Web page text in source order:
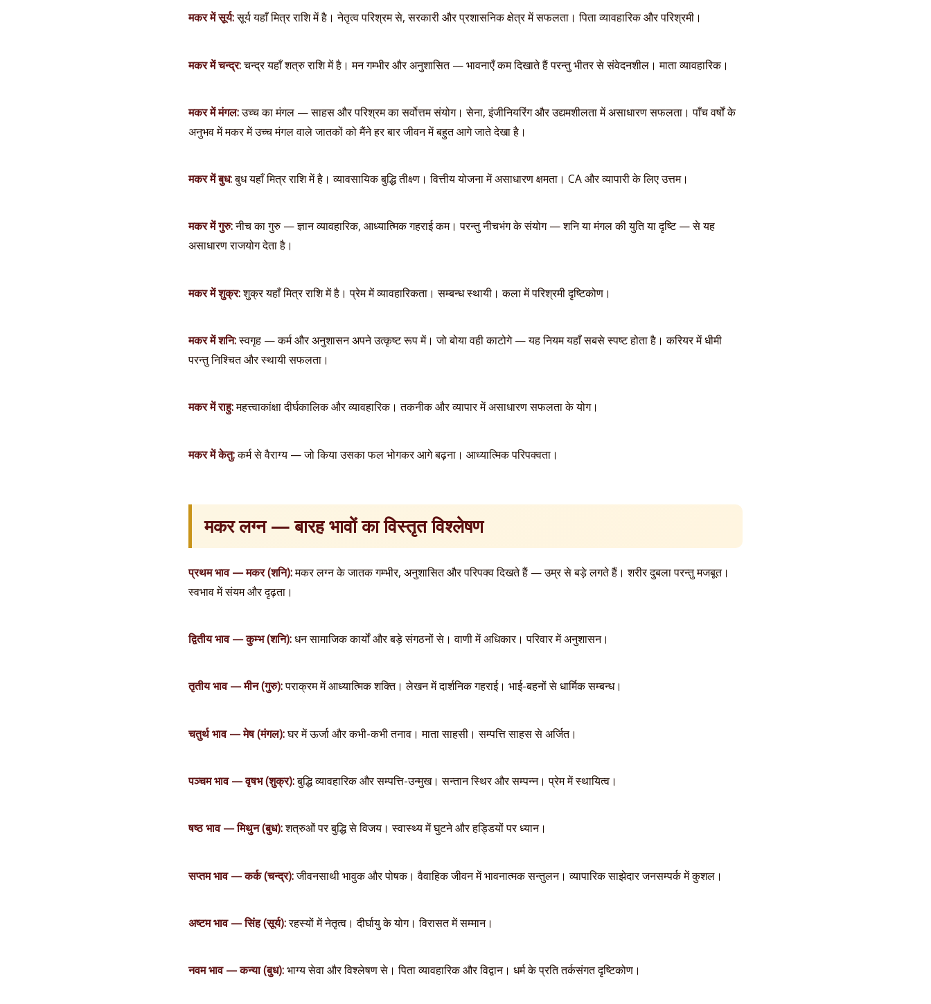
मकर में सूर्य:सूर्य यहाँ मित्र राशि में है। नेतृत्व परिश्रम से, सरकारी और प्रशासनिक क्षेत्र में सफलता। पिता व्यावहारिक और परिश्रमी।
मकर में चन्द्र:चन्द्र यहाँ शत्रु राशि में है। मन गम्भीर और अनुशासित — भावनाएँ कम दिखाते हैं परन्तु भीतर से संवेदनशील। माता व्यावहारिक।
मकर में मंगल:उच्च का मंगल — साहस और परिश्रम का सर्वोत्तम संयोग। सेना, इंजीनियरिंग और उद्यमशीलता में असाधारण सफलता। पाँच वर्षों के
अनुभव में मकर में उच्च मंगल वाले जातकों को मैंने हर बार जीवन में बहुत आगे जाते देखा है।
मकर में बुध:बुध यहाँ मित्र राशि में है। व्यावसायिक बुद्धि तीक्ष्ण। वित्तीय योजना में असाधारण क्षमता। CA और व्यापारी के लिए उत्तम।
मकर में गुरु:नीच का गुरु — ज्ञान व्यावहारिक, आध्यात्मिक गहराई कम। परन्तु नीचभंग के संयोग — शनि या मंगल की युति या दृष्टि — से यह
असाधारण राजयोग देता है।
मकर में शुक्र:शुक्र यहाँ मित्र राशि में है। प्रेम में व्यावहारिकता। सम्बन्ध स्थायी। कला में परिश्रमी दृष्टिकोण।
मकर में शनि:स्वगृह — कर्म और अनुशासन अपने उत्कृष्ट रूप में। जो बोया वही काटोगे — यह नियम यहाँ सबसे स्पष्ट होता है। करियर में धीमी
परन्तु निश्चित और स्थायी सफलता।
मकर में राहु:महत्त्वाकांक्षा दीर्घकालिक और व्यावहारिक। तकनीक और व्यापार में असाधारण सफलता के योग।
मकर में केतु:कर्म से वैराग्य — जो किया उसका फल भोगकर आगे बढ़ना। आध्यात्मिक परिपक्वता।
मकर लग्न — बारह भावों का विस्तृत विश्लेषण
प्रथम भाव — मकर (शनि):मकर लग्न के जातक गम्भीर, अनुशासित और परिपक्व दिखते हैं — उम्र से बड़े लगते हैं। शरीर दुबला परन्तु मजबूत।
स्वभाव में संयम और दृढ़ता।
द्वितीय भाव — कुम्भ (शनि):धन सामाजिक कार्यों और बड़े संगठनों से। वाणी में अधिकार। परिवार में अनुशासन।
तृतीय भाव — मीन (गुरु):पराक्रम में आध्यात्मिक शक्ति। लेखन में दार्शनिक गहराई। भाई-बहनों से धार्मिक सम्बन्ध।
चतुर्थ भाव — मेष (मंगल):घर में ऊर्जा और कभी-कभी तनाव। माता साहसी। सम्पत्ति साहस से अर्जित।
पञ्चम भाव — वृषभ (शुक्र):बुद्धि व्यावहारिक और सम्पत्ति-उन्मुख। सन्तान स्थिर और सम्पन्न। प्रेम में स्थायित्व।
षष्ठ भाव — मिथुन (बुध):शत्रुओं पर बुद्धि से विजय। स्वास्थ्य में घुटने और हड्डियों पर ध्यान।
सप्तम भाव — कर्क (चन्द्र):जीवनसाथी भावुक और पोषक। वैवाहिक जीवन में भावनात्मक सन्तुलन। व्यापारिक साझेदार जनसम्पर्क में कुशल।
अष्टम भाव — सिंह (सूर्य):रहस्यों में नेतृत्व। दीर्घायु के योग। विरासत में सम्मान।
नवम भाव — कन्या (बुध):भाग्य सेवा और विश्लेषण से। पिता व्यावहारिक और विद्वान। धर्म के प्रति तर्कसंगत दृष्टिकोण।